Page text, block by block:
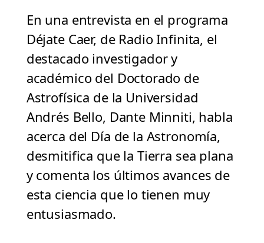
En una entrevista en el programa
Déjate Caer, de Radio Infinita, el
destacado investigador y
académico del Doctorado de
Astrofísica de la Universidad
Andrés Bello, Dante Minniti, habla
acerca del Día de la Astronomía,
desmitifica que la Tierra sea plana
y comenta los últimos avances de
esta ciencia que lo tienen muy
entusiasmado.